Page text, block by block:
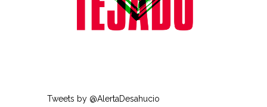
Tweets by @AlertaDesahucio